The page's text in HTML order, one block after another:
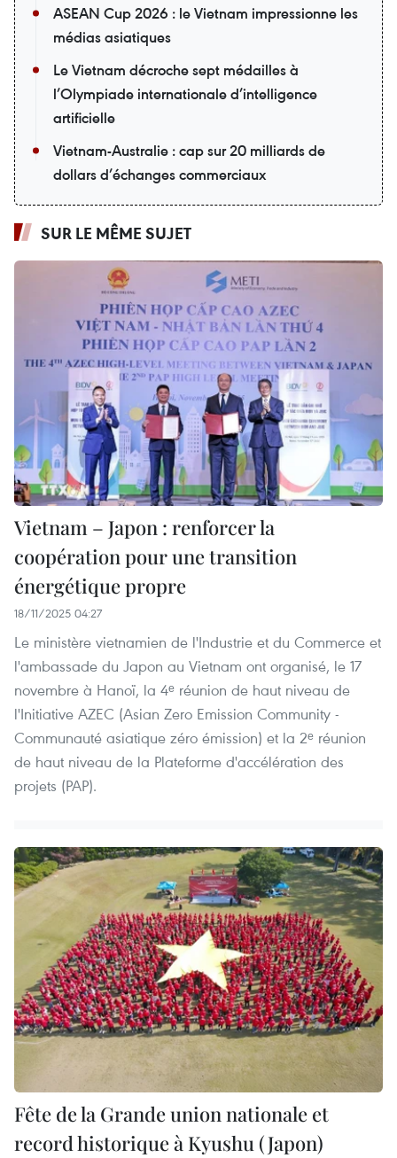
ASEAN Cup 2026 : le Vietnam impressionne les
médias asiatiques
Le Vietnam décroche sept médailles à
l’Olympiade internationale d’intelligence
artificielle
Vietnam-Australie : cap sur 20 milliards de
dollars d’échanges commerciaux
SUR LE MÊME SUJET
Vietnam – Japon : renforcer la
coopération pour une transition
énergétique propre
18/11/2025 04:27
Le ministère vietnamien de l'Industrie et du Commerce et
l'ambassade du Japon au Vietnam ont organisé, le 17
novembre à Hanoï, la 4ᵉ réunion de haut niveau de
l'Initiative AZEC (Asian Zero Emission Community -
Communauté asiatique zéro émission) et la 2ᵉ réunion
de haut niveau de la Plateforme d'accélération des
projets (PAP).
Fête de la Grande union nationale et
record historique à Kyushu (Japon)